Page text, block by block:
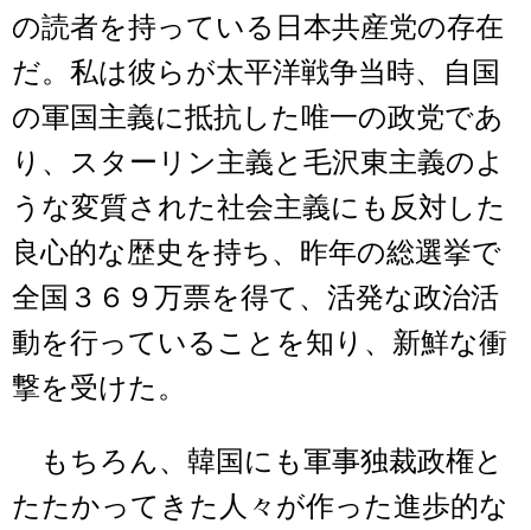
の読者を持っている日本共産党の存在
だ。私は彼らが太平洋戦争当時、自国
の軍国主義に抵抗した唯一の政党であ
り、スターリン主義と毛沢東主義のよ
うな変質された社会主義にも反対した
良心的な歴史を持ち、昨年の総選挙で
全国３６９万票を得て、活発な政治活
動を行っていることを知り、新鮮な衝
撃を受けた。
もちろん、韓国にも軍事独裁政権と
たたかってきた人々が作った進歩的な